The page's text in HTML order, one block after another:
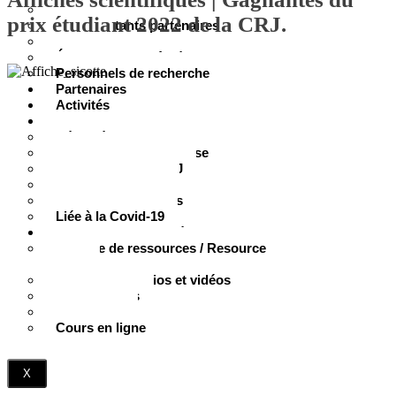
Cochercheurs
Représentants partenaires
Étudiants et diplômés
Personnels de recherche
Partenaires
Activités
Résumés et vulgarisation
Documentation jeunesse
Soutenue par la CRJ
Jeunesse en chiffres
Liée à la Covid-19
Productions multimédias
Trousse de ressources / Resource
Documents audios et vidéos
Outils visuels
Cours en ligne
X
prix étudiant 2022 de la CRJ.